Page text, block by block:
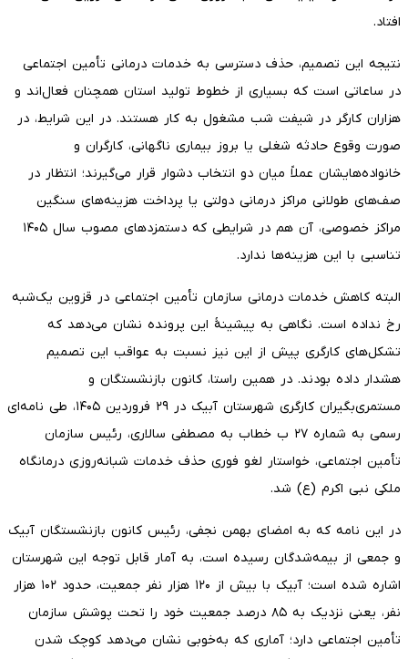
افتاد.
نتیجه این تصمیم، حذف دسترسی به خدمات درمانی تأمین اجتماعی
در ساعاتی است که بسیاری از خطوط تولید استان همچنان فعال‌اند و
هزاران کارگر در شیفت شب مشغول به کار هستند. در این شرایط، در
صورت وقوع حادثه شغلی یا بروز بیماری ناگهانی، کارگران و
خانواده‌هایشان عملاً میان دو انتخاب دشوار قرار می‌گیرند؛ انتظار در
صف‌های طولانی مراکز درمانی دولتی یا پرداخت هزینه‌های سنگین
مراکز خصوصی، آن هم در شرایطی که دستمزدهای مصوب سال ۱۴۰۵
تناسبی با این هزینه‌ها ندارد.
البته کاهش خدمات درمانی سازمان تأمین اجتماعی در قزوین یک‌شبه
رخ نداده است. نگاهی به پیشینۀ این پرونده نشان می‌دهد که
تشکل‌های کارگری پیش از این نیز نسبت به عواقب این تصمیم
هشدار داده بودند. در همین راستا، کانون بازنشستگان و
مستمری‌بگیران کارگری شهرستان آبیک در ۲۹ فروردین ۱۴۰۵، طی نامه‌ای
رسمی به شماره ۲۷ ب خطاب به مصطفی سالاری، رئیس سازمان
تأمین اجتماعی، خواستار لغو فوری حذف خدمات شبانه‌روزی درمانگاه
ملکی نبی اکرم (ع) شد.
در این نامه که به امضای بهمن نجفی، رئیس کانون بازنشستگان آبیک
و جمعی از بیمه‌شدگان رسیده است، به آمار قابل توجه این شهرستان
اشاره شده است؛ آبیک با بیش از ۱۲۰ هزار نفر جمعیت، حدود ۱۰۲ هزار
نفر، یعنی نزدیک به ۸۵ درصد جمعیت خود را تحت پوشش سازمان
تأمین اجتماعی دارد؛ آماری که به‌خوبی نشان می‌دهد کوچک شدن